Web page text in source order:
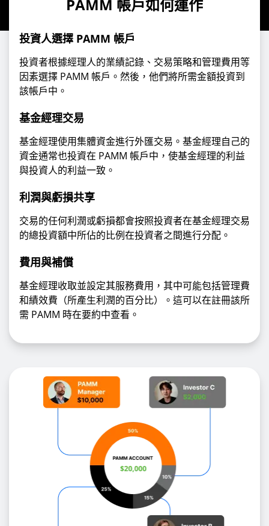
PAMM 帳戶如何運作
投資人選擇 PAMM 帳戶
投資者根據經理人的業績記錄、交易策略和管理費用等
因素選擇 PAMM 帳戶。然後，他們將所需金額投資到
該帳戶中。
基金經理交易
基金經理使用集體資金進行外匯交易。基金經理自己的
資金通常也投資在 PAMM 帳戶中，使基金經理的利益
與投資人的利益一致。
利潤與虧損共享
交易的任何利潤或虧損都會按照投資者在基金經理交易
的總投資額中所佔的比例在投資者之間進行分配。
費用與補償
基金經理收取並設定其服務費用，其中可能包括管理費
和績效費（所產生利潤的百分比）。這可以在註冊該所
需 PAMM 時在要約中查看。